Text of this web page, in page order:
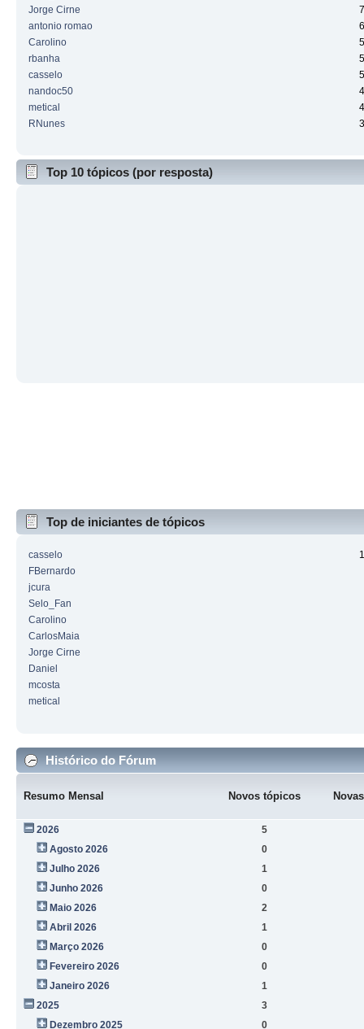
Jorge Cirne
antonio romao
Carolino
rbanha
casselo
nandoc50
metical
RNunes
Top 10 tópicos (por resposta)
Top de iniciantes de tópicos
casselo
FBernardo
jcura
Selo_Fan
Carolino
CarlosMaia
Jorge Cirne
Daniel
mcosta
metical
Histórico do Fórum
Resumo Mensal Novos tópicos
2026
5
Agosto 2026
0
Julho 2026
1
Junho 2026
0
Maio 2026
2
Abril 2026
1
Março 2026
0
Fevereiro 2026
0
Janeiro 2026
1
2025
3
Dezembro 2025
0